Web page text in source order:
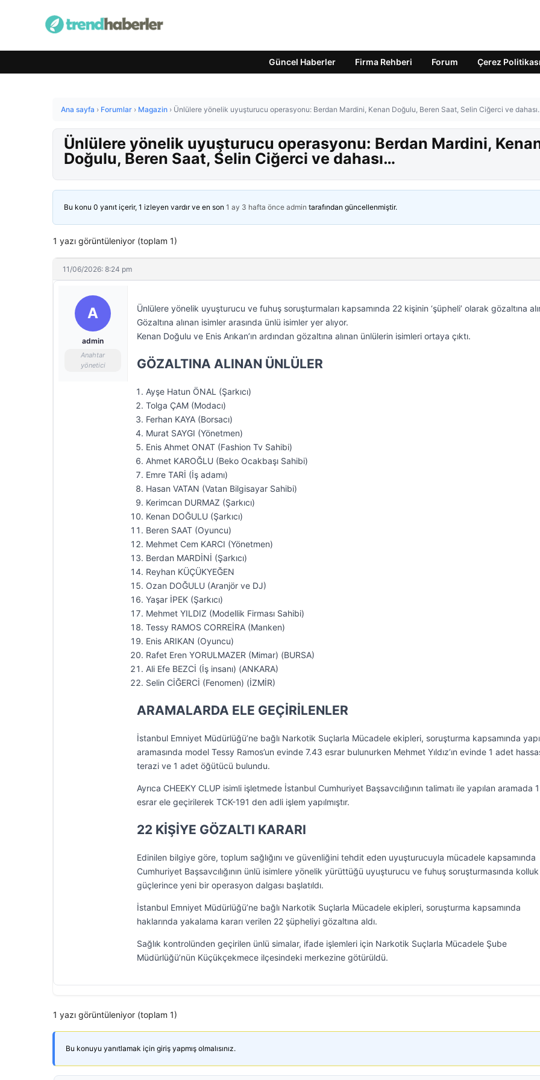
Güncel Haberler Firma Rehberi Forum Çerez Politikası
Ana sayfa › Forumlar › Magazin › Ünlülere yönelik uyuşturucu operasyonu: Berdan Mardini, Kenan Doğulu, Beren Saat, Selin Ciğerci ve
Ünlülere yönelik uyuşturucu operasyonu: Berdan Mardini,
Doğulu, Beren Saat, Selin Ciğerci ve dahası…
Bu konu 0 yanıt içerir, 1 izleyen vardır ve en son 1 ay 3 hafta önce admin tarafından güncellenmiştir.
1 yazı görüntüleniyor (toplam 1)
11/06/2026: 8:24 pm
A
admin
Anahtar
yönetici
Ünlülere yönelik uyuşturucu ve fuhuş soruşturmaları kapsamında 22 kişinin ‘şüpheli’ olarak gözaltına
Gözaltına alınan isimler arasında ünlü isimler yer alıyor.
Kenan Doğulu ve Enis Arıkan’ın ardından gözaltına alınan ünlülerin isimleri ortaya çıktı.
GÖZALTINA ALINAN ÜNLÜLER
⁠Ayşe Hatun ÖNAL (Şarkıcı)
⁠Tolga ÇAM (Modacı)
⁠Ferhan KAYA (Borsacı)
⁠Murat SAYGI (Yönetmen)
⁠Enis Ahmet ONAT (Fashion Tv Sahibi)
Ahmet KAROĞLU (Beko Ocakbaşı Sahibi)
Emre TARİ (İş adamı)
Hasan VATAN (Vatan Bilgisayar Sahibi)
Kerimcan DURMAZ (Şarkıcı)
Kenan DOĞULU (Şarkıcı)
Beren SAAT (Oyuncu)
Mehmet Cem KARCI (Yönetmen)
Berdan MARDİNİ (Şarkıcı)
Reyhan KÜÇÜKYEĞEN
Ozan DOĞULU (Aranjör ve DJ)
Yaşar İPEK (Şarkıcı)
Mehmet YILDIZ (Modellik Firması Sahibi)
Tessy RAMOS CORREİRA (Manken)
Enis ARIKAN (Oyuncu)
Rafet Eren YORULMAZER (Mimar) (BURSA)
Ali Efe BEZCİ (İş insanı) (ANKARA)
Selin CİĞERCİ (Fenomen) (İZMİR)
ARAMALARDA ELE GEÇİRİLENLER
İstanbul Emniyet Müdürlüğü’ne bağlı Narkotik Suçlarla Mücadele ekipleri, soruşturma kapsamında
aramasında model Tessy Ramos’un evinde 7.43 esrar bulunurken Mehmet Yıldız’ın evinde 1 adet
terazi ve 1 adet öğütücü bulundu.
Ayrıca CHEEKY CLUP isimli işletmede İstanbul Cumhuriyet Başsavcılığının talimatı ile yapılan aramada
esrar ele geçirilerek TCK-191 den adli işlem yapılmıştır.
22 KİŞİYE GÖZALTI KARARI
Edinilen bilgiye göre, toplum sağlığını ve güvenliğini tehdit eden uyuşturucuyla mücadele kapsamında
Cumhuriyet Başsavcılığının ünlü isimlere yönelik yürüttüğü uyuşturucu ve fuhuş soruşturmasında kolluk
güçlerince yeni bir operasyon dalgası başlatıldı.
İstanbul Emniyet Müdürlüğü’ne bağlı Narkotik Suçlarla Mücadele ekipleri, soruşturma kapsamında
haklarında yakalama kararı verilen 22 şüpheliyi gözaltına aldı.
Sağlık kontrolünden geçirilen ünlü simalar, ifade işlemleri için Narkotik Suçlarla Mücadele Şube
Müdürlüğü’nün Küçükçekmece ilçesindeki merkezine götürüldü.
1 yazı görüntüleniyor (toplam 1)
Bu konuyu yanıtlamak için giriş yapmış olmalısınız.